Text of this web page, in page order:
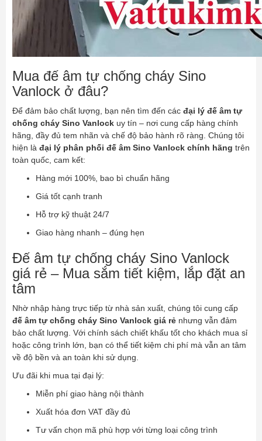
Mua đế âm tự chống cháy Sino
Vanlock ở đâu?
Để đảm bảo chất lượng, bạn nên tìm đến các đại lý đế âm tự
chống cháy Sino Vanlock uy tín – nơi cung cấp hàng chính
hãng, đầy đủ tem nhãn và chế độ bảo hành rõ ràng. Chúng tôi
hiện là đại lý phân phối đế âm Sino Vanlock chính hãng trên
toàn quốc, cam kết:
Hàng mới 100%, bao bì chuẩn hãng
Giá tốt cạnh tranh
Hỗ trợ kỹ thuật 24/7
Giao hàng nhanh – đúng hẹn
Đế âm tự chống cháy Sino Vanlock
giá rẻ – Mua sắm tiết kiệm, lắp đặt an
tâm
Nhờ nhập hàng trực tiếp từ nhà sản xuất, chúng tôi cung cấp
đế âm tự chống cháy Sino Vanlock giá rẻ nhưng vẫn đảm
bảo chất lượng. Với chính sách chiết khấu tốt cho khách mua sỉ
hoặc công trình lớn, bạn có thể tiết kiệm chi phí mà vẫn an tâm
về độ bền và an toàn khi sử dụng.
Ưu đãi khi mua tại đại lý:
Miễn phí giao hàng nội thành
Xuất hóa đơn VAT đầy đủ
Tư vấn chọn mã phù hợp với từng loại công trình